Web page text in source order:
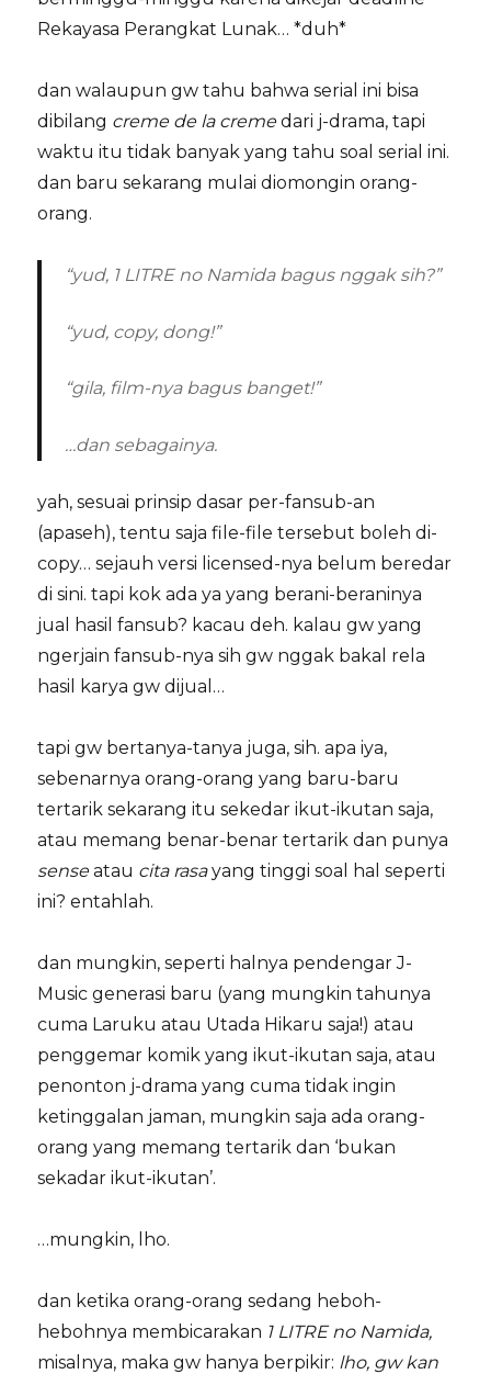
Rekayasa Perangkat Lunak… *duh*
dan walaupun gw tahu bahwa serial ini bisa
dibilang creme de la cremedari j-drama, tapi
waktu itu tidak banyak yang tahu soal serial ini.
dan baru sekarang mulai diomongin orang-
orang.
“yud, 1 LITRE no Namida bagus nggak sih?”
“yud, copy, dong!”
“gila, film-nya bagus banget!”
…dan sebagainya.
yah, sesuai prinsip dasar per-fansub-an
(apaseh), tentu saja file-file tersebut boleh di-
copy… sejauh versi licensed-nya belum beredar
di sini. tapi kok ada ya yang berani-beraninya
jual hasil fansub? kacau deh. kalau gw yang
ngerjain fansub-nya sih gw nggak bakal rela
hasil karya gw dijual…
tapi gw bertanya-tanya juga, sih. apa iya,
sebenarnya orang-orang yang baru-baru
tertarik sekarang itu sekedar ikut-ikutan saja,
atau memang benar-benar tertarik dan punya
senseatau cita rasayang tinggi soal hal seperti
ini? entahlah.
dan mungkin, seperti halnya pendengar J-
Music generasi baru (yang mungkin tahunya
cuma Laruku atau Utada Hikaru saja!) atau
penggemar komik yang ikut-ikutan saja, atau
penonton j-drama yang cuma tidak ingin
ketinggalan jaman, mungkin saja ada orang-
orang yang memang tertarik dan ‘bukan
sekadar ikut-ikutan’.
…mungkin, lho.
dan ketika orang-orang sedang heboh-
hebohnya membicarakan 1 LITRE no Namida,
misalnya, maka gw hanya berpikir: lho, gw kan